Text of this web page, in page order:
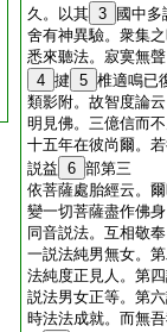
久。以其 3
國中
舍有神異驗。衆集
悉來聽法。寂寞無
4 揵 5 椎適鳴已
類影附。故智度論
明見佛。三億信而
十五年在彼尚爾。
説益 6 部第三
依菩薩處胎經云。
變一切菩薩盡作佛
同音説法。互相敬
一説法純男無女。
法純度正見人。第
説法男女正等。第
時法法成就。而無